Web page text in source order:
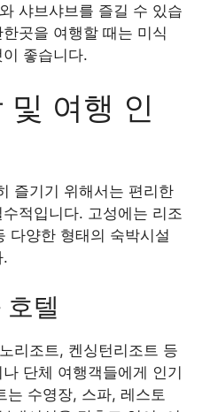
샤브샤브를 즐길 수 있습
곳을 여행할 때는 미식
좋습니다.
및 여행 인
즐기기 위해서는 편리한
적입니다. 고성에는 리조
다양한 형태의 숙박시설
.
텔
리조트, 켄싱턴리조트 등
단체 여행객들에게 인기
는 수영장, 스파, 레스토